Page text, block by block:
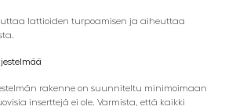
lattioiden turpoamisen ja aiheuttaa
rakenne on suunniteltu minimoimaan
inserttejä ei ole. Varmista, että kaikki